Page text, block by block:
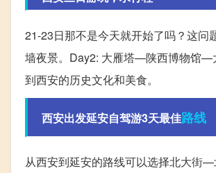
21-23日那不是今天就开始了吗？这
墙夜景。Day2: 大雁塔—陕西博物馆
到西安的历史文化和美食。
西安出发延安自驾游3天最佳路线
从西安到延安的路线可以选择北大